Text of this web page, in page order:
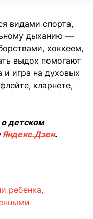
видами спорта,
дыханию —
хоккеем,
выдох помогают
и игра на духовых
кларнете,
детском
Яндекс.Дзен.
ребенка,